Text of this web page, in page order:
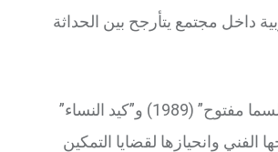
داخل مجتمع يتأرجح بين الحداثة
أفلامها مثل “باب السما مفتوح” (1989) و”كيد النساء”
الفني وانحيازها لقضايا التمكين